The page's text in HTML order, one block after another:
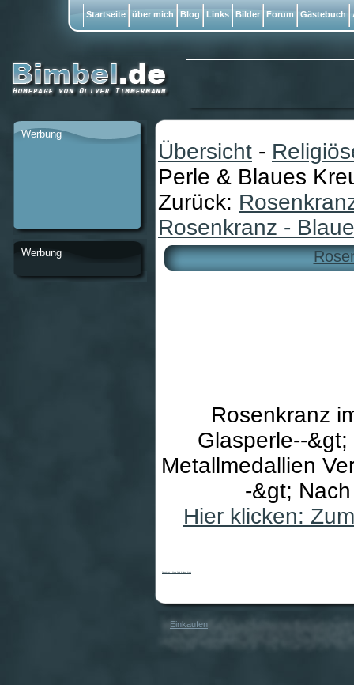
Übersicht -
Perle & Blaues
Zurück:
Rosenkranz -
Rosenkranz
Glasperle--
Metallmedallien
-&gt;
Hier klicken:
Einkaufen
Werbung
Werbung
Startseite über mich Blog Links Bilder Forum Gästebuch